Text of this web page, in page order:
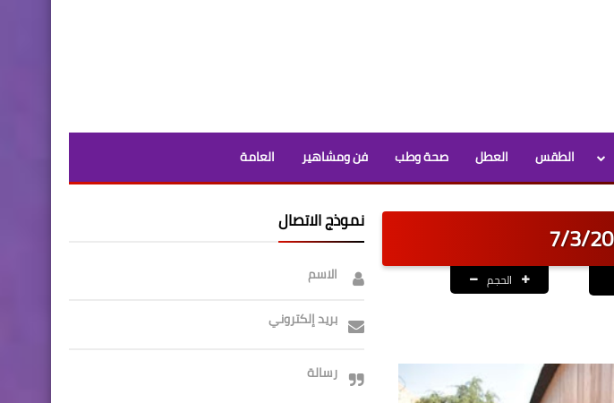
الطقس العطل صحة وطب فن ومشاهير العامة
الحجم
نموذج الاتصال
الاسم
بريد إلكتروني
رسالة